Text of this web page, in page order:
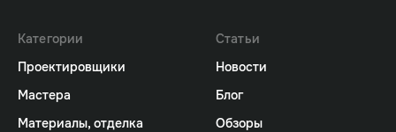
Категории
Проектировщики
Мастера
Материалы, отделка
Статьи
Новости
Блог
Обзоры